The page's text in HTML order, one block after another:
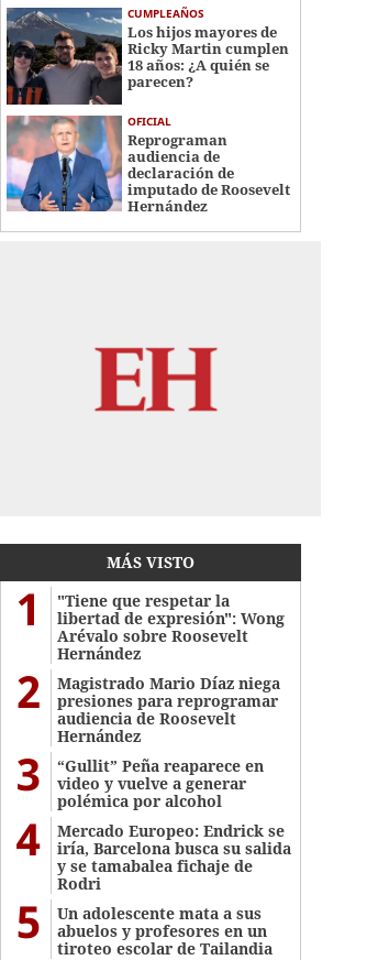
CUMPLEAÑOS
Los hijos mayores de
Ricky Martin cumplen
18 años: ¿A quién se
parecen?
OFICIAL
Reprograman
audiencia de
declaración de
imputado de Roosevelt
Hernández
MÁS VISTO
1
"Tiene que respetar la
libertad de expresión": Wong
Arévalo sobre Roosevelt
Hernández
2
Magistrado Mario Díaz niega
presiones para reprogramar
audiencia de Roosevelt
Hernández
3
“Gullit” Peña reaparece en
video y vuelve a generar
polémica por alcohol
4
Mercado Europeo: Endrick se
iría, Barcelona busca su salida
y se tamabalea fichaje de
Rodri
5
Un adolescente mata a sus
abuelos y profesores en un
tiroteo escolar de Tailandia